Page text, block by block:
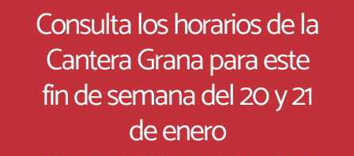
Consulta los horarios de la
Cantera Grana para este
fin de semana del 20 y 21
de enero